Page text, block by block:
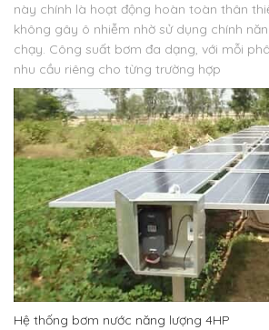
này chính là hoạt động hoàn toàn thân
không gây ô nhiễm nhờ sử dụng chính
chạy. Công suất bơm đa dạng, với mỗi
nhu cầu riêng cho từng trường hợp
Hệ thống bơm nước năng lượng 4HP